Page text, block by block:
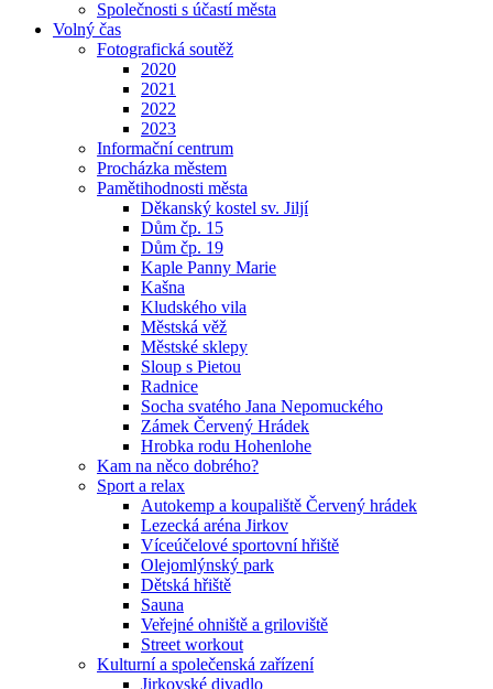
Společnosti s účastí města
Volný čas
Fotografická soutěž
2020
2021
2022
2023
Informační centrum
Procházka městem
Pamětihodnosti města
Děkanský kostel sv. Jiljí
Dům čp. 15
Dům čp. 19
Kaple Panny Marie
Kašna
Kludského vila
Městská věž
Městské sklepy
Sloup s Pietou
Radnice
Socha svatého Jana Nepomuckého
Zámek Červený Hrádek
Hrobka rodu Hohenlohe
Kam na něco dobrého?
Sport a relax
Autokemp a koupaliště Červený hrádek
Lezecká aréna Jirkov
Víceúčelové sportovní hřiště
Olejomlýnský park
Dětská hřiště
Sauna
Veřejné ohniště a griloviště
Street workout
Kulturní a společenská zařízení
Jirkovské divadlo